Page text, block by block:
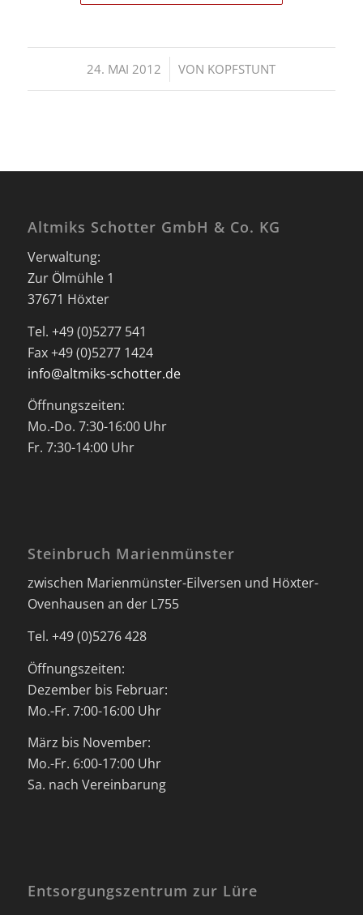
24. MAI 2012
/ VON KOPFSTUNT
Altmiks Schotter GmbH & Co. KG
Verwaltung:
Zur Ölmühle 1
37671 Höxter
Tel. +49 (0)5277 541
Fax +49 (0)5277 1424
info@altmiks-schotter.de
Öffnungszeiten:
Mo.-Do. 7:30-16:00 Uhr
Fr. 7:30-14:00 Uhr
Steinbruch Marienmünster
zwischen Marienmünster-Eilversen und Höxter-
Ovenhausen an der L755
Tel. +49 (0)5276 428
Öffnungszeiten:
Dezember bis Februar:
Mo.-Fr. 7:00-16:00 Uhr
März bis November:
Mo.-Fr. 6:00-17:00 Uhr
Sa. nach Vereinbarung
Entsorgungszentrum zur Lüre